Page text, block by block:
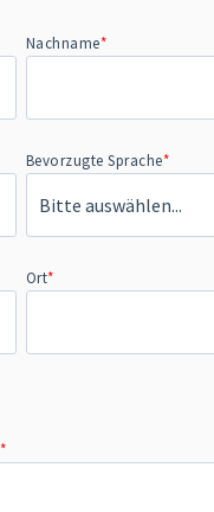
Nachname*
Bevorzugte Sprache*
Ort*
*